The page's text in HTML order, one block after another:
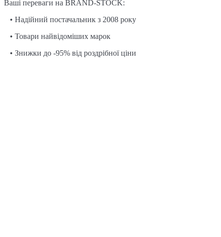
Ваші переваги на BRAND-STOCK:
• Надійний постачальник з 2008 року
• Товари найвідоміших марок
• Знижки до -95% від роздрібної ціни